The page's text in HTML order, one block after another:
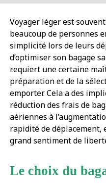
Voyager léger est
beaucoup de personnes
simplicité lors de leurs
d’optimiser son bagage
requiert une certaine
préparation et de la
emporter. Cela a des
réduction des frais de
aériennes à
rapidité de déplacement,
grand sentiment de
Le choix du